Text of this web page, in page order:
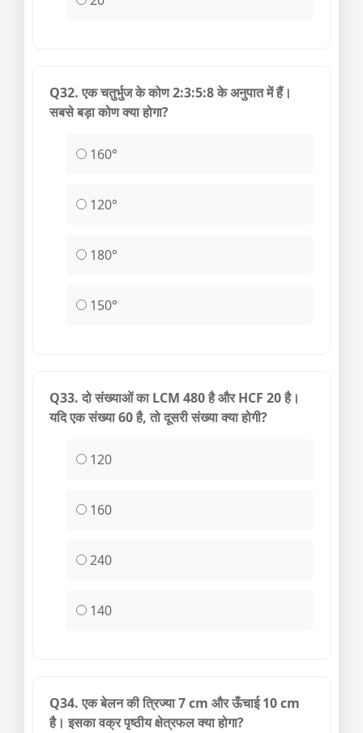
Q32. एक चतुर्भुज के कोण 2:3:5:8 के अनुपात में हैं।
सबसे बड़ा कोण क्या होगा?
160°
120°
180°
150°
Q33. दो संख्याओं का LCM 480 है और HCF 20 है।
यदि एक संख्या 60 है, तो दूसरी संख्या क्या होगी?
120
160
240
140
Q34. एक बेलन की त्रिज्या 7 cm और ऊँचाई 10 cm
है। इसका वक्र पृष्ठीय क्षेत्रफल क्या होगा?